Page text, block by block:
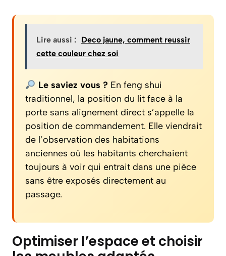
Lire aussi : Deco jaune, comment reussir
cette couleur chez soi
Le saviez vous ? En feng shui
traditionnel, la position du lit face à la
porte sans alignement direct s’appelle la
position de commandement. Elle viendrait
de l’observation des habitations
anciennes où les habitants cherchaient
toujours à voir qui entrait dans une pièce
sans être exposés directement au
passage.
Optimiser l’espace et choisir